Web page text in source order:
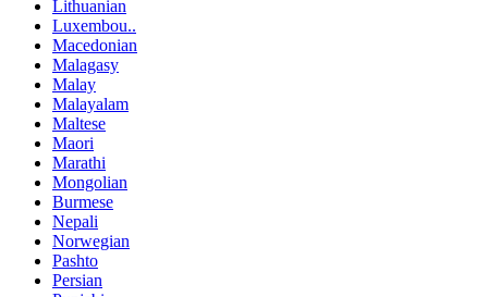
Lithuanian
Luxembou..
Macedonian
Malagasy
Malay
Malayalam
Maltese
Maori
Marathi
Mongolian
Burmese
Nepali
Norwegian
Pashto
Persian